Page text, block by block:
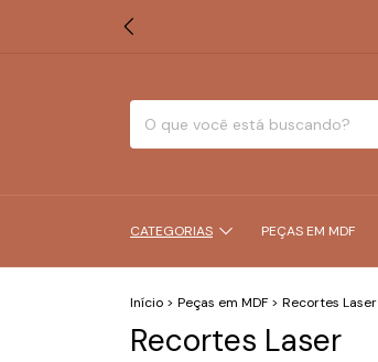
CATEGORIAS PEÇAS EM MDF
Início > Peças em MDF > Recortes Laser
Recortes Laser